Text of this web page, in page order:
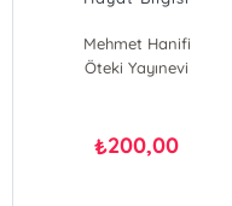
Mehmet Hanifi
Öteki Yayınevi
₺200,00